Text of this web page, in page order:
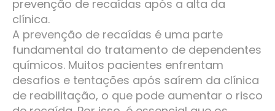
prevenção de recaídas após a alta da
clínica.
A prevenção de recaídas é uma parte
fundamental do tratamento de dependentes
químicos. Muitos pacientes enfrentam
desafios e tentações após saírem da clínica
de reabilitação, o que pode aumentar o risco